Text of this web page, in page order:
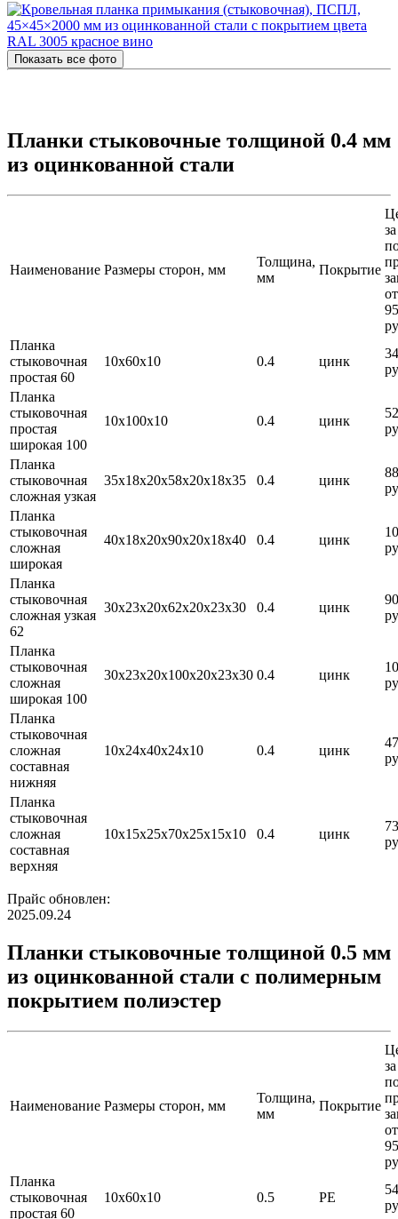
Показать все фото
Планки стыковочные толщиной 0.4 мм
из оцинкованной стали
Наименование Размеры сторон, мм
Толщина,
мм
Покрытие
от
Планка
стыковочная
простая 60
10х60х10 0.4 цинк
34
Планка
стыковочная
простая
широкая 100
10х100х10 0.4 цинк
52
Планка
стыковочная
сложная узкая
35х18х20х58х20х18х35 0.4 цинк
88
Планка
стыковочная
сложная
широкая
40х18х20х90х20х18х40 0.4 цинк
Планка
стыковочная
сложная узкая
62
30х23х20х62х20х23х30 0.4 цинк
90
Планка
стыковочная
сложная
широкая 100
30х23х20х100х20х23х30 0.4 цинк
Планка
стыковочная
сложная
составная
нижняя
10х24х40х24х10 0.4 цинк
47
Планка
стыковочная
сложная
составная
верхняя
10х15х25х70х25х15х10 0.4 цинк
73
Прайс обновлен:
2025.09.24
Планки стыковочные толщиной 0.5 мм
из оцинкованной стали с полимерным
покрытием полиэстер
Наименование Размеры сторон, мм
Толщина,
мм
Покрытие
от
Планка
стыковочная
простая 60
10х60х10 0.5 PE
54